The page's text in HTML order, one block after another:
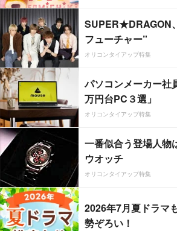
SUPER★DRAGON
フューチャー”
オリコンタイアップ特集
パソコンメーカー社
万円台PC３選」
オリコンタイアップ特集
一番似合う登場人
ウオッチ
オリコンタイアップ特集
2026年7月夏ドラマ
勢ぞろい！